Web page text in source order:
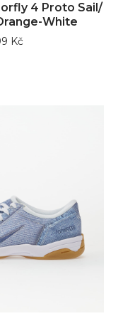
4 Proto Sail/
White
Kč